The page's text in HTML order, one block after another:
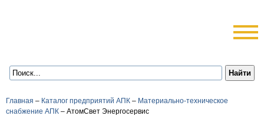
Главная – Каталог предприятий АПК – Материально-техническое
снабжение АПК – АтомСвет Энергосервис